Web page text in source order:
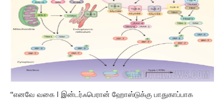
“எனவே வகை I இன்டர்ஃபெரான் ஹோஸ்டுக்கு பாதுகாப்பாக